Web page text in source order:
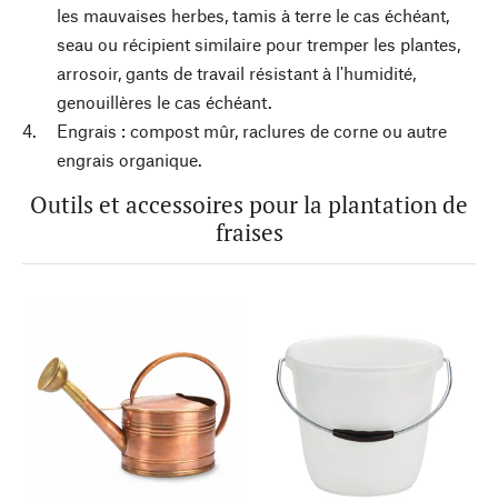
les mauvaises herbes, tamis à terre le cas échéant,
seau ou récipient similaire pour tremper les plantes,
arrosoir, gants de travail résistant à l'humidité,
genouillères le cas échéant.
Engrais : compost mûr, raclures de corne ou autre
engrais organique.
Outils et accessoires pour la plantation de
fraises